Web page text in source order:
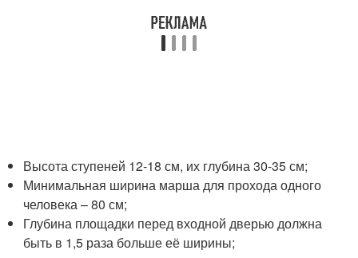
Высота ступеней 12-18 см, их глубина 30-35 см;
Минимальная ширина марша для прохода одного
человека – 80 см;
Глубина площадки перед входной дверью должна
быть в 1,5 раза больше её ширины;